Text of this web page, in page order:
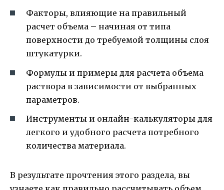
Факторы, влияющие на правильный
расчет объема – начиная от типа
поверхности до требуемой толщины слоя
штукатурки.
Формулы и примеры для расчета объема
раствора в зависимости от выбранных
параметров.
Инструменты и онлайн-калькуляторы для
легкого и удобного расчета потребного
количества материала.
В результате прочтения этого раздела, вы